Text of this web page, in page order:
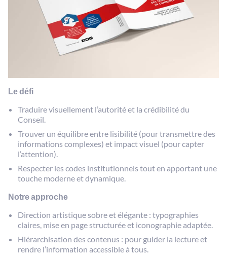
Le défi
Traduire visuellement l’autorité et la crédibilité du
Conseil.
Trouver un équilibre entre lisibilité (pour transmettre des
informations complexes) et impact visuel (pour capter
l’attention).
Respecter les codes institutionnels tout en apportant une
touche moderne et dynamique.
Notre approche
Direction artistique sobre et élégante : typographies
claires, mise en page structurée et iconographie adaptée.
Hiérarchisation des contenus : pour guider la lecture et
rendre l’information accessible à tous.